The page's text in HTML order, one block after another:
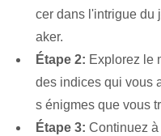
cer dans l'intrigue du
aker.
Étape 2: Explorez le
des indices qui vous
s énigmes que vous
Étape 3: Continuez